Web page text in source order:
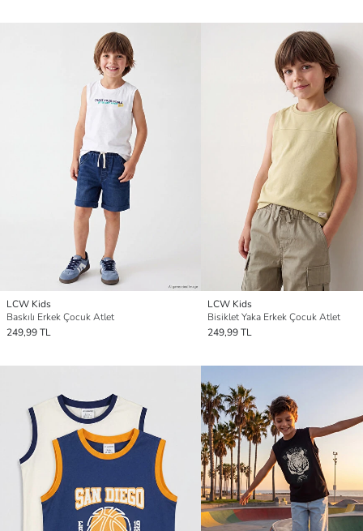
LCW Kids
Baskılı Erkek Çocuk Atlet
249,99 TL
LCW Kids
Bisiklet Yaka Erkek Çocuk Atlet
249,99 TL